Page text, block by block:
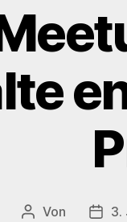
Beitragsautor
Von 3.